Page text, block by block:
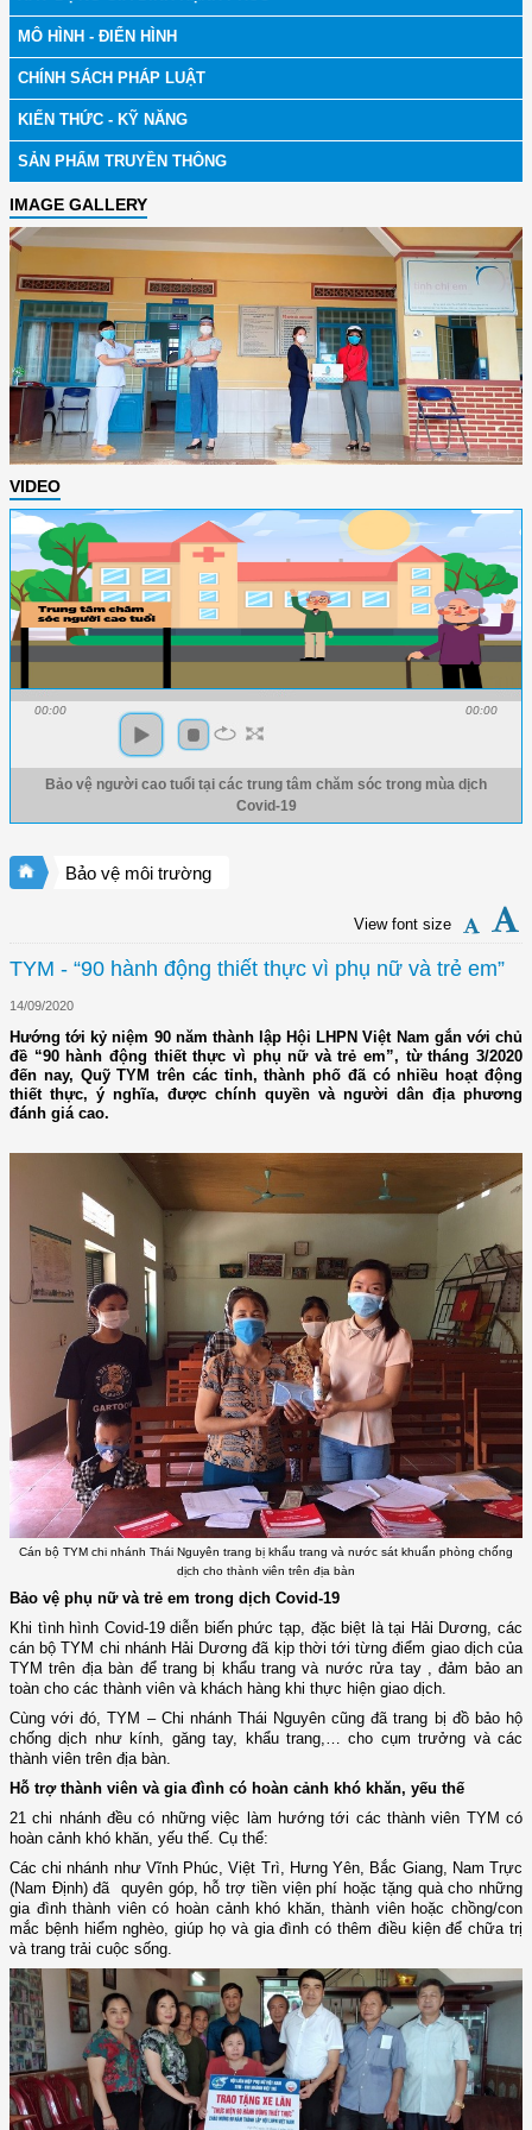
MÔ HÌNH - ĐIỂN HÌNH
CHÍNH SÁCH PHÁP LUẬT
KIẾN THỨC - KỸ NĂNG
SẢN PHẨM TRUYỀN THÔNG
IMAGE GALLERY
VIDEO
00:00 00:00
Bảo vệ người cao tuổi tại các trung tâm chăm sóc trong mùa dịch
Covid-19
Bảo vệ môi trường
View font size
TYM - “90 hành động thiết thực vì phụ nữ và trẻ em”
14/09/2020
Hướng tới kỷ niệm 90 năm thành lập Hội LHPN Việt Nam gắn với chủ
đề “90 hành động thiết thực vì phụ nữ và trẻ em”, từ tháng 3/2020
đến nay, Quỹ TYM trên các tỉnh, thành phố đã có nhiều hoạt động
thiết thực, ý nghĩa, được chính quyền và người dân địa phương
đánh giá cao.
Cán bộ TYM chi nhánh Thái Nguyên trang bị khẩu trang và nước sát khuẩn phòng chống
dịch cho thành viên trên địa bàn
Bảo vệ phụ nữ và trẻ em trong dịch Covid-19
Khi tình hình Covid-19 diễn biến phức tạp, đặc biệt là tại Hải Dương, các
cán bộ TYM chi nhánh Hải Dương đã kịp thời tới từng điểm giao dịch của
TYM trên địa bàn để trang bị khẩu trang và nước rửa tay , đảm bảo an
toàn cho các thành viên và khách hàng khi thực hiện giao dịch.
Cùng với đó, TYM – Chi nhánh Thái Nguyên cũng đã trang bị đồ bảo hộ
chống dịch như kính, găng tay, khẩu trang,… cho cụm trưởng và các
thành viên trên địa bàn.
Hỗ trợ thành viên và gia đình có hoàn cảnh khó khăn, yếu thế
21 chi nhánh đều có những việc làm hướng tới các thành viên TYM có
hoàn cảnh khó khăn, yếu thế. Cụ thể:
Các chi nhánh như Vĩnh Phúc, Việt Trì, Hưng Yên, Bắc Giang, Nam Trực
(Nam Định) đã quyên góp, hỗ trợ tiền viện phí hoặc tặng quà cho những
gia đình thành viên có hoàn cảnh khó khăn, thành viên hoặc chồng/con
mắc bệnh hiểm nghèo, giúp họ và gia đình có thêm điều kiện để chữa trị
và trang trải cuộc sống.